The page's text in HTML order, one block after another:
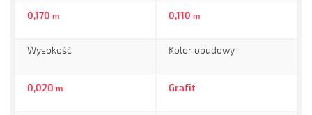
0,170 m 0,110 m
Wysokość
0,020 m
Kolor obudowy
Grafit